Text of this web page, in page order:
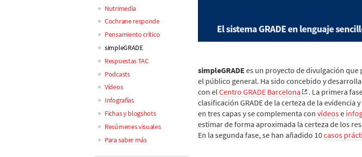
simpleGRADE es un proyecto de divulgación que
el público general. Ha sido concebido y
con elCentro GRADE Barcelona . La primera
clasificación GRADE de la certeza de la
en tres capas y se complementa convídeose
estimar de forma aproximada la certeza de los
En la segunda fase, se han añadido 10casos
Main
navigation
Nutrimedia
Cochrane responde
Pensamiento crítico
simpleGRADE
Respuestas TAC
Podcasts
Vídeos
Infografías
Fichas y blogshots
Resúmenes visuales
Para saber más